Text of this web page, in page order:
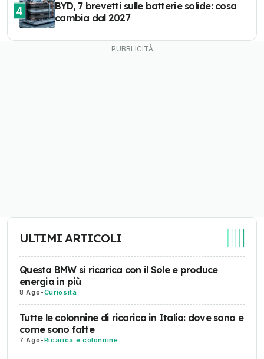
4
BYD, 7 brevetti sulle batterie solide: cosa
cambia dal 2027
ULTIMI ARTICOLI
Questa BMW si ricarica con il Sole e produce
energia in più
8 Ago-Curiosità
Tutte le colonnine di ricarica in Italia: dove sono e
come sono fatte
7 Ago-Ricarica e colonnine